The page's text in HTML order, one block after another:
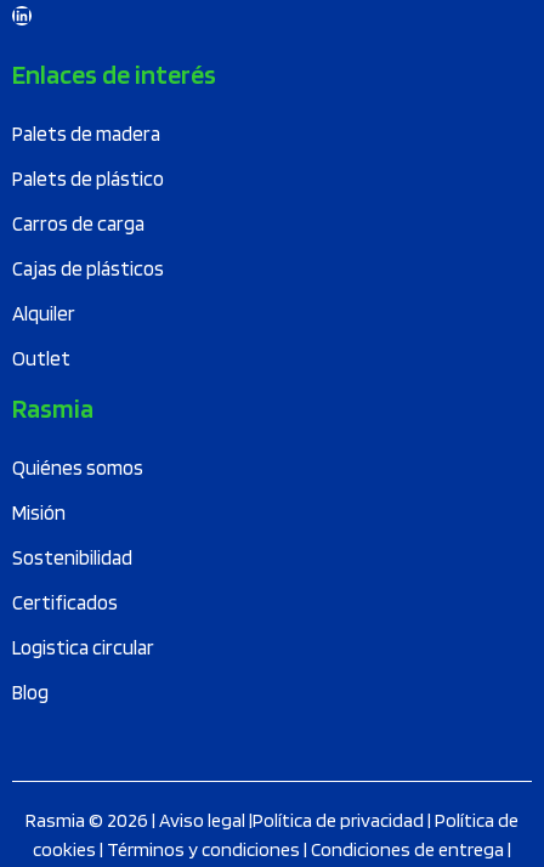
LinkedIn
Enlaces de interés
Palets de madera
Palets de plástico
Carros de carga
Cajas de plásticos
Alquiler
Outlet
Rasmia
Quiénes somos
Misión
Sostenibilidad
Certificados
Logistica circular
Blog
Rasmia © 2026 | Aviso legal |Política de privacidad | Política de
cookies | Términos y condiciones | Condiciones de entrega |